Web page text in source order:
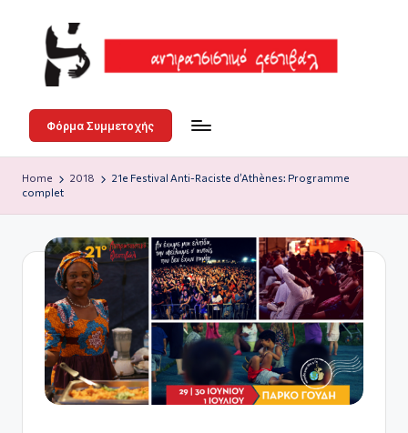
content
τι
ρ
α
τ
σ
τι
5
στο
Φόρμα Συμμετοχής
Home 2018
21e Festival Anti-Raciste d’Athènes: Programme
complet